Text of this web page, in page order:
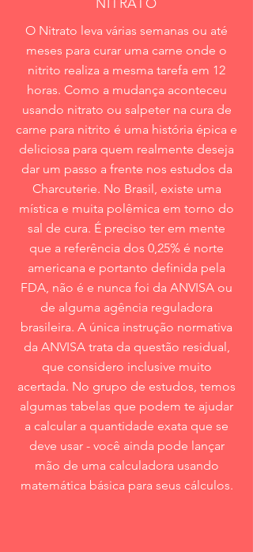
NITRATO
O Nitrato leva várias semanas ou até
meses para curar uma carne onde o
nitrito realiza a mesma tarefa em 12
horas. Como a mudança aconteceu
usando nitrato ou salpeter na cura de
carne para nitrito é uma história épica e
deliciosa para quem realmente deseja
dar um passo a frente nos estudos da
Charcuterie. No Brasil, existe uma
mística e muita polêmica em torno do
sal de cura. É preciso ter em mente
que a referência dos 0,25% é norte
americana e portanto definida pela
FDA, não é e nunca foi da ANVISA ou
de alguma agência reguladora
brasileira. A única instrução normativa
da ANVISA trata da questão residual,
que considero inclusive muito
acertada. No grupo de estudos, temos
algumas tabelas que podem te ajudar
a calcular a quantidade exata que se
deve usar - você ainda pode lançar
mão de uma calculadora usando
matemática básica para seus cálculos.